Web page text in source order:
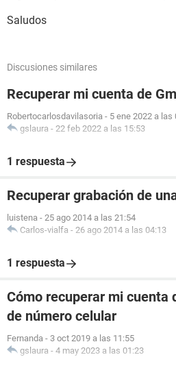
Saludos
Discusiones similares
Recuperar mi cuenta de
Robertocarlosdavilasoria - 5 ene 2022 a las
gslaura - 22 feb 2022 a las 15:53
1 respuesta
Recuperar grabación de
luistena - 25 ago 2014 a las 21:54
Carlos-vialfa - 26 ago 2014 a las 04:13
1 respuesta
Cómo recuperar mi cuenta
de número celular
Fernanda - 3 oct 2019 a las 11:55
gslaura - 4 may 2023 a las 01:23